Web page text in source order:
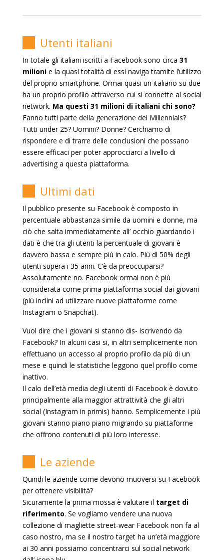
Utenti italiani
In totale gli italiani iscritti a Facebook sono circa 31
milionie la quasi totalità di essi naviga tramite l’utilizzo
del proprio smartphone. Ormai quasi un italiano su due
ha un proprio profilo attraverso cui si connette al social
network. Ma questi 31 milioni di italiani chi sono?
Fanno tutti parte della generazione dei Millennials?
Tutti under 25? Uomini? Donne? Cerchiamo di
rispondere e di trarre delle conclusioni che possano
essere efficaci per poter approcciarci a livello di
advertising a questa piattaforma.
Ultimi dati
Il pubblico presente su Facebook è composto in
percentuale abbastanza simile da uomini e donne, ma
ciò che salta immediatamente all’ occhio guardando i
dati è che tra gli utenti la percentuale di giovani è
davvero bassa e sempre più in calo. Più dl 50% degli
utenti supera i 35 anni. C’è da preoccuparsi?
Assolutamente no. Facebook ormai non è più
considerata come prima piattaforma social dai giovani
(più inclini ad utilizzare nuove piattaforme come
Instagram o Snapchat).
Vuol dire che i giovani si stanno dis- iscrivendo da
Facebook? In alcuni casi si, in altri semplicemente non
effettuano un accesso al proprio profilo da più di un
mese e quindi le statistiche leggono quel profilo come
inattivo.
Il calo dell’età media degli utenti di Facebook è dovuto
principalmente alla maggior attrattività che gli altri
social (Instagram in primis) hanno. Semplicemente i più
giovani stanno piano piano migrando su piattaforme
che offrono contenuti di più loro interesse.
Le aziende
Quindi le aziende come devono muoversi su Facebook
per ottenere visibilità?
Sicuramente la prima mossa è valutare il target di
riferimento. Se vogliamo vendere una nuova
collezione di magliette street-wear Facebook non fa al
caso nostro, ma se il nostro target ha un’età maggiore
ai 30 anni possiamo concentrarci sul social network